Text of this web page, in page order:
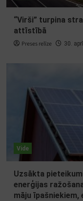
“Virši” turpina
attīstībā
Preses relīze 30.
Vide
Uzsākta
enerģijas
māju īpašniekiem,